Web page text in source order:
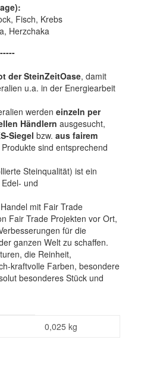
Fisch, Krebs
Herzchaka
der SteinZeitOase, damit
u.a. in der Energiearbeit
werden einzeln per
Händlern ausgesucht,
Siegel bzw. aus fairem
sind entsprechend
Steinqualität) ist ein
und
mit Fair Trade
Fair Trade Projekten vor Ort,
für die
ganzen Welt zu schaffen.
die Reinheit,
kraftvolle Farben, besondere
besonderes Stück und
0,025 kg